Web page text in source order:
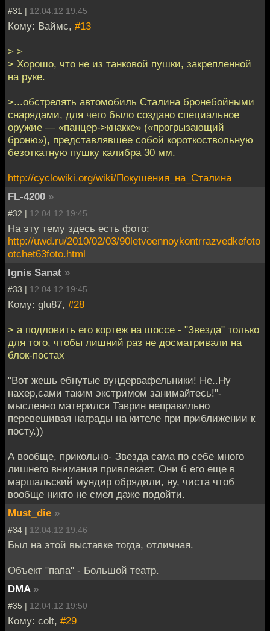
#31 | 12.04.12 19:45
Кому: Ваймс, #13
> >
> Хорошо, что не из танковой пушки, закрепленной
на руке.
>...обстрелять автомобиль Сталина бронебойными
снарядами, для чего было создано специальное
оружие — «панцер->кнакке» («прогрызающий
броню»), представлявшее собой короткоствольную
безоткатную пушку калибра 30 мм.
http://cyclowiki.org/wiki/Покушения_на_Сталина
FL-4200 »
#32 | 12.04.12 19:45
На эту тему здесь есть фото:
http://uwd.ru/2010/02/03/90letvoennoykontrrazvedkefoto
otchet63foto.html
Ignis Sanat »
#33 | 12.04.12 19:45
Кому: glu87, #28
> а подловить его кортеж на шоссе - "Звезда" только
для того, чтобы лишний раз не досматривали на
блок-постах
"Вот жешь ебнутые вундервафельники! Не..Ну
нахер,сами таким экстримом занимайтесь!"-
мысленно матерился Таврин неправильно
перевешивая награды на кителе при приближении к
посту.))
А вообще, прикольно- Звезда сама по себе много
лишнего внимания привлекает. Они б его еще в
маршальский мундир обрядили, ну, чиста чтоб
вообще никто не смел даже подойти.
Must_die »
#34 | 12.04.12 19:46
Был на этой выставке тогда, отличная.
Объект "папа" - Большой театр.
DMA »
#35 | 12.04.12 19:50
Кому: colt, #29